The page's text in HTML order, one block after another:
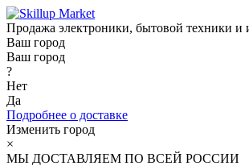
Продажа электроники, бытовой техники и
Ваш город
Ваш город
?
Нет
Да
Подробнее о доставке
Изменить город
×
МЫ ДОСТАВЛЯЕМ ПО ВСЕЙ РОССИИ